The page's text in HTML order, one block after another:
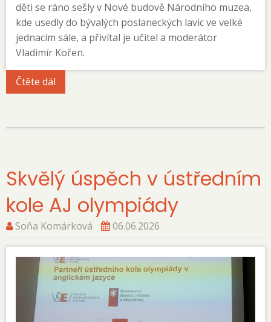
děti se ráno sešly v Nové budově Národního muzea,
kde usedly do bývalých poslaneckých lavic ve velké
jednacím sále, a přivítal je učitel a moderátor
Vladimír Kořen.
Čtěte dál
Skvělý úspěch v ústředním
kole AJ olympiády
Soňa Komárková 06.06.2026